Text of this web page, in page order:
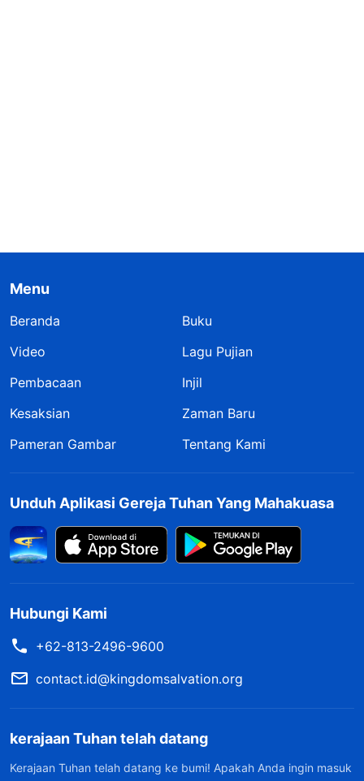
Menu
Beranda
Buku
Video
Lagu Pujian
Pembacaan
Injil
Kesaksian
Zaman Baru
Pameran Gambar
Tentang Kami
Unduh Aplikasi Gereja Tuhan Yang Mahakuasa
Hubungi Kami
+62-813-2496-9600
contact.id@kingdomsalvation.org
kerajaan Tuhan telah datang
Kerajaan Tuhan telah datang ke bumi! Apakah Anda ingin masuk